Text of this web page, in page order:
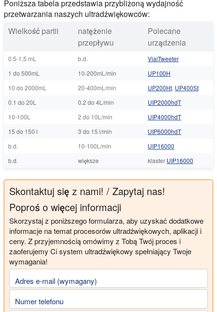
Poniższa tabela przedstawia przybliżoną wydajność
przetwarzania naszych ultradźwiękowców:
Wielkość partii
natężenie
przepływu
Polecane
urządzenia
0.5-1,5 mL b.d.
VialTweeter
1 do 500mL
10-200mL/min
UP100H
10 do 2000mL
20-400mL/min UP200Ht, UP400St
0.1 do 20L
0.2 do 4L/min
UIP2000hdT
10-100L
2 do 10L/min
UIP4000hdT
15 do 150 l
3 do 15 l/min
UIP6000hdT
b.d.
10-100L/min
UIP16000
b.d.
większe klaster UIP16000
Skontaktuj się z nami! / Zapytaj nas!
Poproś o więcej informacji
Skorzystaj z poniższego formularza, aby uzyskać dodatkowe
informacje na temat procesorów ultradźwiękowych, aplikacji i
ceny. Z przyjemnością omówimy z Tobą Twój proces i
zaoferujemy Ci system ultradźwiękowy spełniający Twoje
wymagania!
Adres e-mail (wymagany)
Numer telefonu